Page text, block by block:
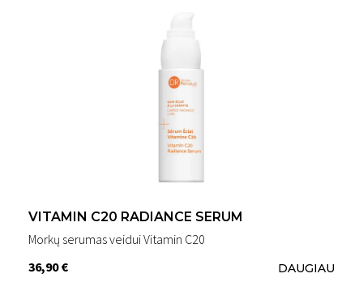
VITAMIN C20 RADIANCE SERUM
Morkų serumas veidui Vitamin C20
36,90 €
DAUGIAU